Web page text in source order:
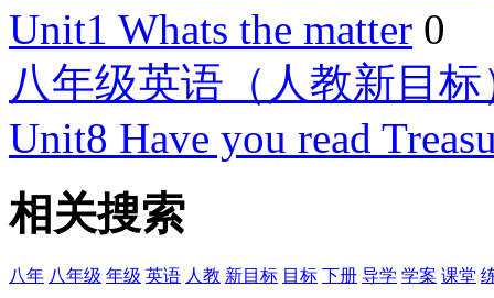
Unit1 Whats the matter 0
八年级英语（人教新目
Unit8 Have you read
相关搜索
八年 八年级 年级 英语 人教 新目标 目标 下册 导学 学案 课堂